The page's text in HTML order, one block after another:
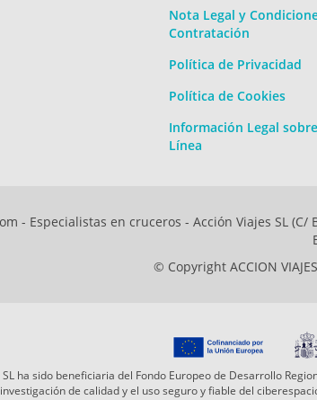
Nota Legal y
Contratación
Política de Privacidad
Política de Cookies
Información Legal
Línea
- Especialistas en cruceros - Acción Viajes SL (C/
© Copyright ACCION
SL ha sido beneficiaria del Fondo Europeo de Desarrollo
de calidad y el uso seguro y fiable del